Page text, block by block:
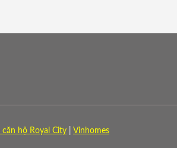
hộ Royal City
Vinhomes